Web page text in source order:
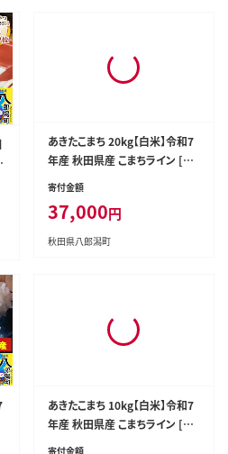
あきたこまち 20kg【白米】令和7
年産 秋田県産 こまちライン [こ
まちライン あきたこまち ブランド
米 お米 白米 精米 米どころ 秋田
秋田県産]
寄付金額
37,000円
秋田県八郎潟町
あきたこまち 10kg【白米】令和7
年産 秋田県産 こまちライン [こ
まちライン あきたこまち ブランド